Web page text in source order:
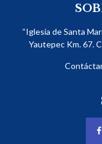
“Iglesia de Santa
Yautepec Km. 67.